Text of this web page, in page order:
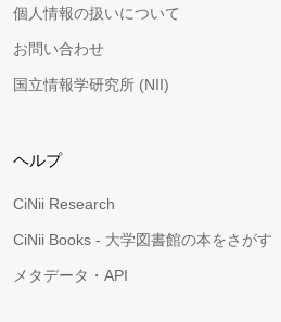
個人情報の扱いについて
お問い合わせ
国立情報学研究所 (NII)
ヘルプ
CiNii Research
CiNii Books - 大学図書館の本をさがす
メタデータ・API